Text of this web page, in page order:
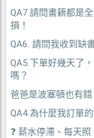
QA7.請問書籍都是
損！
QA6. 請問我收到缺
QA5.下單好幾天了
嗎？
爸爸是波塞頓也有
QA4.為什麼我訂單
❓ 薪水停滯、每天